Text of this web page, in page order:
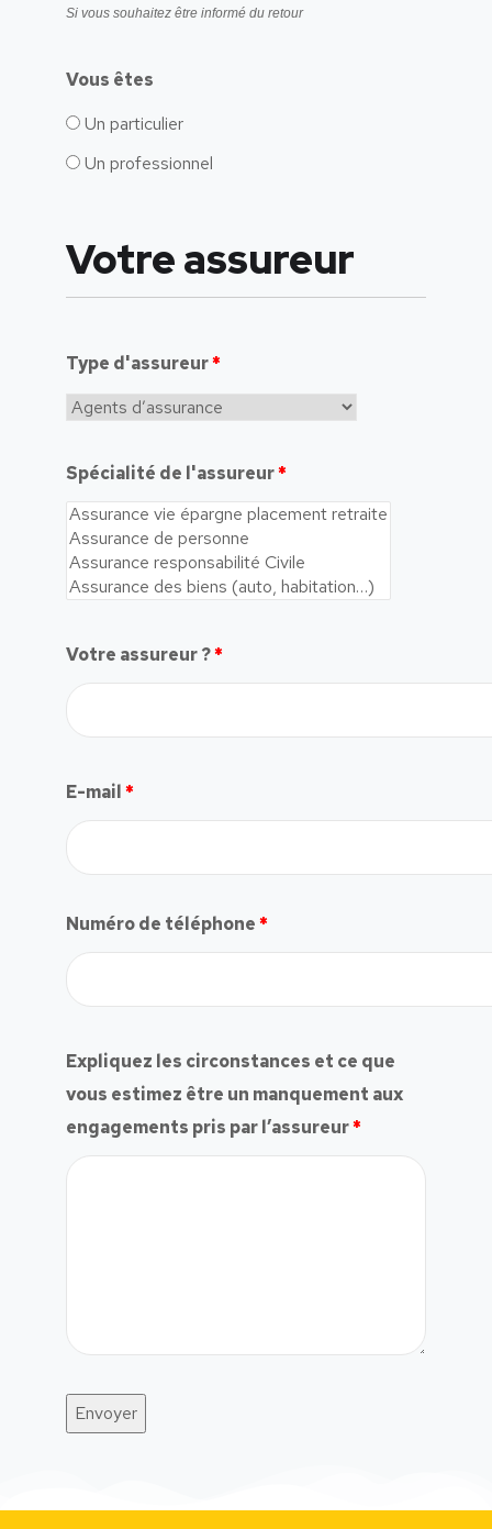
Si vous souhaitez être informé du retour
Vous êtes
Un particulier
Un professionnel
Votre assureur
Type d'assureur*
Spécialité de l'assureur*
Votre assureur ?*
E-mail*
Numéro de téléphone*
Expliquez les circonstances et ce que
vous estimez être un manquement aux
engagements pris par l’assureur*